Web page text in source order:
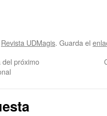
Revista UDMagis. Guarda el
próximo